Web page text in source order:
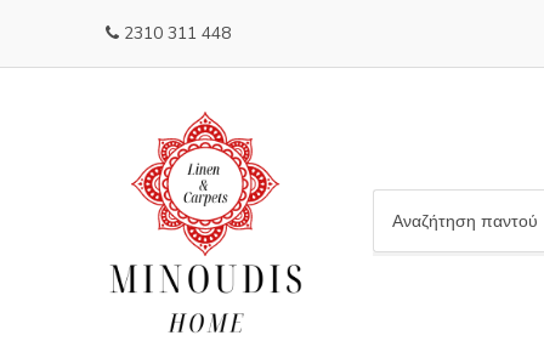
2310 311 448
a